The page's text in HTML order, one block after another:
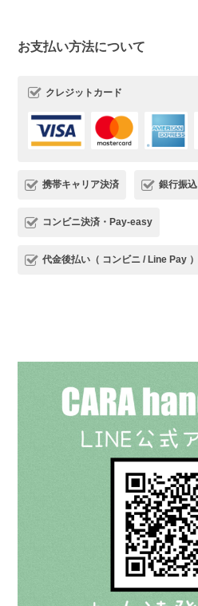
お支払い方法について
クレジットカード
携帯キャリア決済 銀行振込
コンビニ決済・Pay-easy
代金後払い（ コンビニ / Line Pay ）